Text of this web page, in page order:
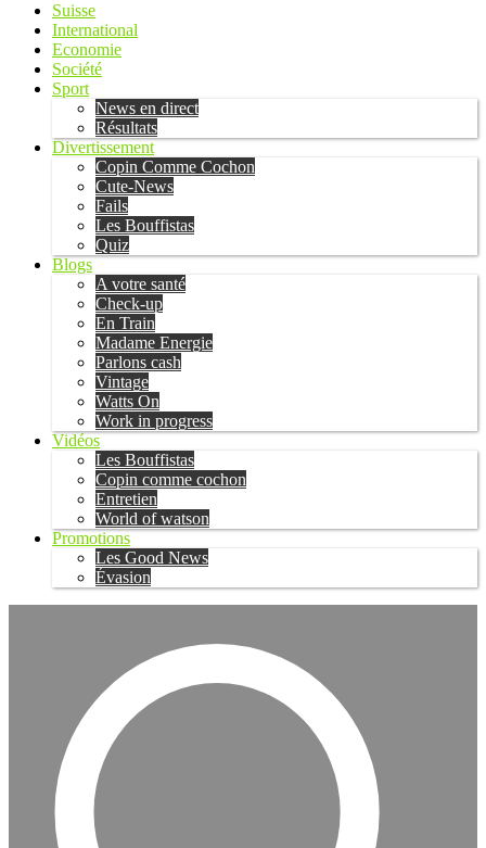
Suisse
International
Economie
Société
Sport
News en direct
Résultats
Divertissement
Copin Comme Cochon
Cute-News
Fails
Les Bouffistas
Quiz
Blogs
A votre santé
Check-up
En Train
Madame Energie
Parlons cash
Vintage
Watts On
Work in progress
Vidéos
Les Bouffistas
Copin comme cochon
Entretien
World of watson
Promotions
Les Good News
Évasion